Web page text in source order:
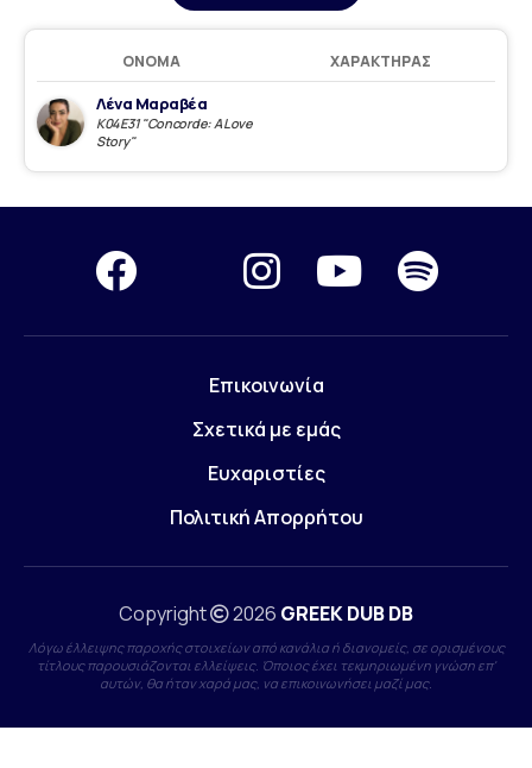
ΌΝΟΜΑ ΧΑΡΑΚΤΉΡΑΣ
Λένα Μαραβέα
Κ04Ε31 "Concorde: A Love
Story"
Επικοινωνία
Σχετικά με εμάς
Ευχαριστίες
Πολιτική Απορρήτου
Copyright 2026 GREEK DUB DB
Λόγω έλλειψης παροχής στοιχείων από κανάλια ή διανομείς, σε ορισμένους
τίτλους παρουσιάζονται ελλείψεις. Όποιος έχει τεκμηριωμένη γνώση επ'
αυτών, θα ήταν χαρά μας, να επικοινωνήσει μαζί μας.